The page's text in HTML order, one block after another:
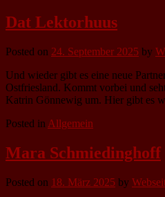
Dat Lektorhuus
Posted on 24. September 2025 by
Und wieder gibt es eine neue
Ostfriesland. Kommt vorbei und
Katrin Gönnewig um. Hier gibt es
Posted in Allgemein
Mara Schmiedinghoff
Posted on 18. März 2025 by